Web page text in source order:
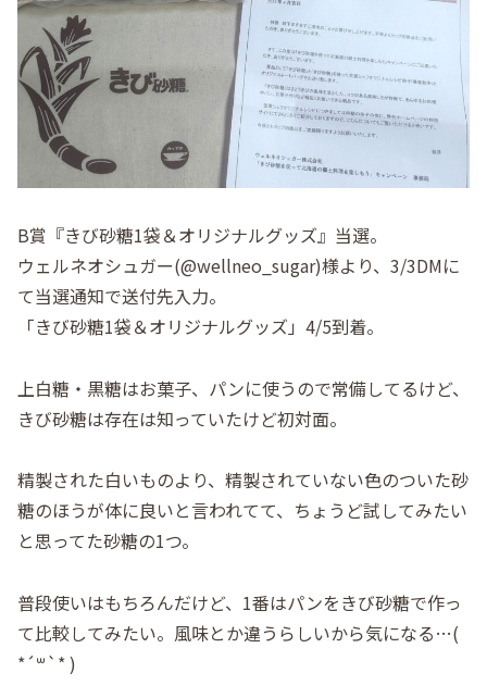
B賞『きび砂糖1袋＆オリジナルグッズ』当選。
ウェルネオシュガー(@wellneo_sugar)様より、3/3DMに
て当選通知で送付先入力。
「きび砂糖1袋＆オリジナルグッズ」4/5到着。
上白糖・黒糖はお菓子、パンに使うので常備してるけど、
きび砂糖は存在は知っていたけど初対面。
精製された白いものより、精製されていない色のついた砂
糖のほうが体に良いと言われてて、ちょうど試してみたい
と思ってた砂糖の1つ。
普段使いはもちろんだけど、1番はパンをきび砂糖で作っ
て比較してみたい。風味とか違うらしいから気になる…(
*´꒳`* )